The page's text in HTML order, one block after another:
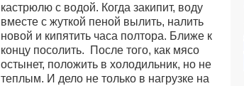
кастрюлю с водой. Когда закипит, воду
вместе с жуткой пеной вылить, налить
новой и кипятить часа полтора. Ближе к
концу посолить. После того, как мясо
остынет, положить в холодильник, но не
теплым. И дело не только в нагрузке на